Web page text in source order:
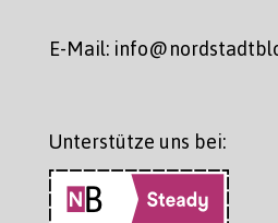
E-Mail:
Unterstütze uns bei: